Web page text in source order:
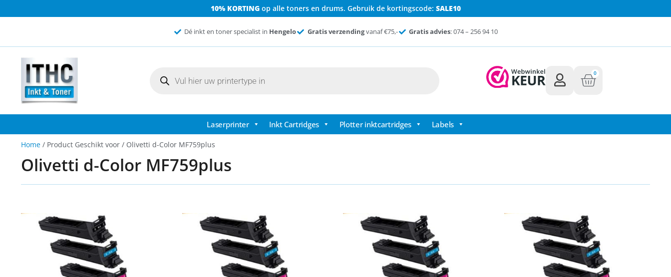
10% KORTINGop alle toners en drums. Gebruik de kortingscode: SALE10
Dé inkt en toner specialist in Hengelo Gratis verzendingvanaf €75,- Gratis advies: 074 – 256 94 10
0
Laserprinter Inkt Cartridges Plotter inktcartridges Labels
Home / Product Geschikt voor / Olivetti d-Color MF759plus
Olivetti d-Color MF759plus